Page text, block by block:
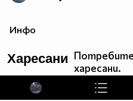
Инфо
Харесани
харесани.